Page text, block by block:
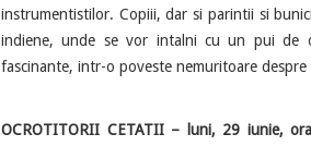
instrumentistilor. Copiii, dar si parintii si
indiene, unde se vor intalni cu un pui de
fascinante, intr-o poveste nemuritoare
OCROTITORII CETATII – luni, 29 iunie,